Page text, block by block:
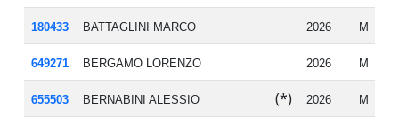
180433 BATTAGLINI MARCO 2026 M
649271 BERGAMO LORENZO 2026 M
655503 BERNABINI ALESSIO (*) 2026 M